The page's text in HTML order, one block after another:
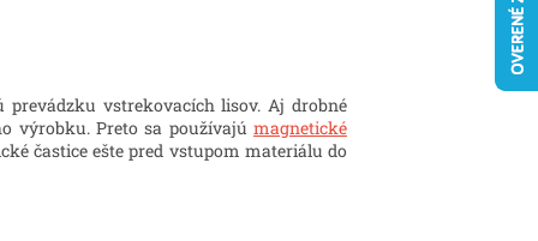
vstrekovacích lisov. Aj drobné
výrobku. Preto sa používajú magnetické
častice ešte pred vstupom materiálu do